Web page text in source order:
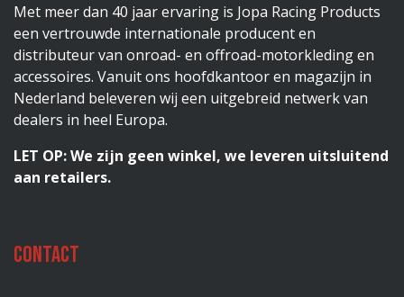
Met meer dan 40 jaar ervaring is Jopa Racing Products
een vertrouwde internationale producent en
distributeur van onroad- en offroad-motorkleding en
accessoires. Vanuit ons hoofdkantoor en magazijn in
Nederland beleveren wij een uitgebreid netwerk van
dealers in heel Europa.
LET OP: We zijn geen winkel, we leveren uitsluitend
aan retailers.
Contact